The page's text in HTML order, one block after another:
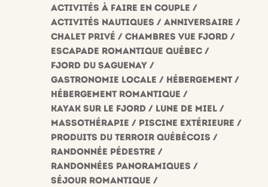
Activités à faire en couple
Activités nautiques
Anniversaire
Chalet privé
Chambres vue fjord
Escapade romantique Québec
Fjord du Saguenay
Gastronomie locale
Hébergement
Hébergement romantique
Kayak sur le fjord
Lune de miel
Massothérapie
Piscine extérieure
Produits du terroir québécois
Randonnée pédestre
Randonnées panoramiques
Séjour romantique